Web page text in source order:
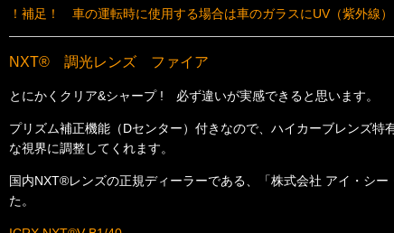
！補足！ 車の運転時に使用する場合は車のガラスにUV（紫外線
NXT® 調光レンズ ファイア
とにかくクリア&シャープ ! 必ず違いが実感できると思います。
プリズム補正機能（Dセンター）付きなので、ハイカーブレンズ特
な視界に調整してくれます。
国内NXT®レンズの正規ディーラーである、「株式会社 アイ・シ
た。